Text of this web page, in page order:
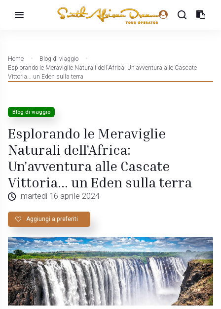
Home
Blog di viaggio
Esplorando le Meraviglie Naturali dell'Africa: Un'avventura alle Cascate
Vittoria... un Eden sulla terra
Blog di viaggio
Esplorando le Meraviglie
Naturali dell'Africa:
Un'avventura alle Cascate
Vittoria... un Eden sulla terra
martedì 16 aprile 2024
Aggiungi a preferiti